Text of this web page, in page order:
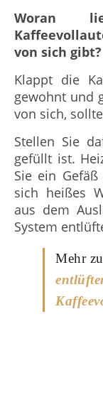
Woran liegt es, wenn mein
von sich gibt?
Klappt die
gewohnt und
von sich,
Stellen Sie
gefüllt ist.
Sie ein
sich heißes
aus dem
System
Mehr